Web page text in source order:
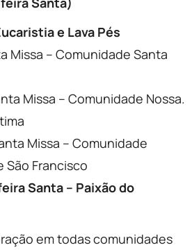
e Lava Pés
Missa – Comunidade Santa
Missa – Comunidade Nossa.
Missa – Comunidade
São Francisco
Santa – Paixão do
em todas comunidades